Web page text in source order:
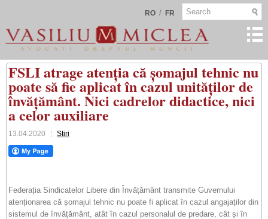
RO / FR
FSLI atrage atenția că șomajul tehnic nu
poate să fie aplicat în cazul unităților de
învățământ. Nici cadrelor didactice, nici
a celor auxiliare
13.04.2020 Stiri
Federația Sindicatelor Libere din Învățământ transmite Guvernului
atenționarea că șomajul tehnic nu poate fi aplicat în cazul angajaților din
sistemul de învățământ, atât în cazul personalul de predare, cât și în